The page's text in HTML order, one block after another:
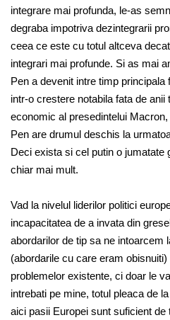
integrare mai profunda, le-as
degraba impotriva dezintegrarii
ceea ce este cu totul altceva
integrari mai profunde. Si as mai
Pen a devenit intre timp principala
intr-o crestere notabila fata de
economic al presedintelui
Pen are drumul deschis la
Deci exista si cel putin o jumatate
chiar mai mult.
Vad la nivelul liderilor politici
incapacitatea de a invata din
abordarilor de tip sa ne intoarcem
(abordarile cu care eram
problemelor existente, ci doar le
intrebati pe mine, totul pleaca de
aici pasii Europei sunt suficient